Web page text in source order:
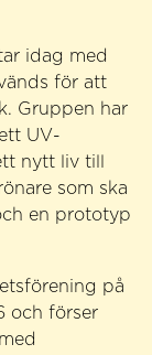
idag med
för att
Gruppen har
UV-
nytt liv till
som ska
en prototyp
på
och förser